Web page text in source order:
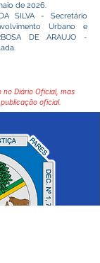
de 2026.
SILVA - Secretário
Urbano e
DE ARAUJO -
no Diário Oficial, mas
oficial.